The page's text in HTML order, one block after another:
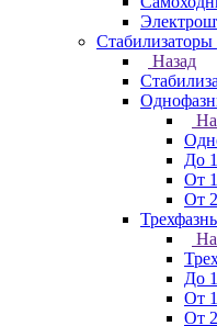
Стабилизаторы
Назад
До
От
От
До
От
От